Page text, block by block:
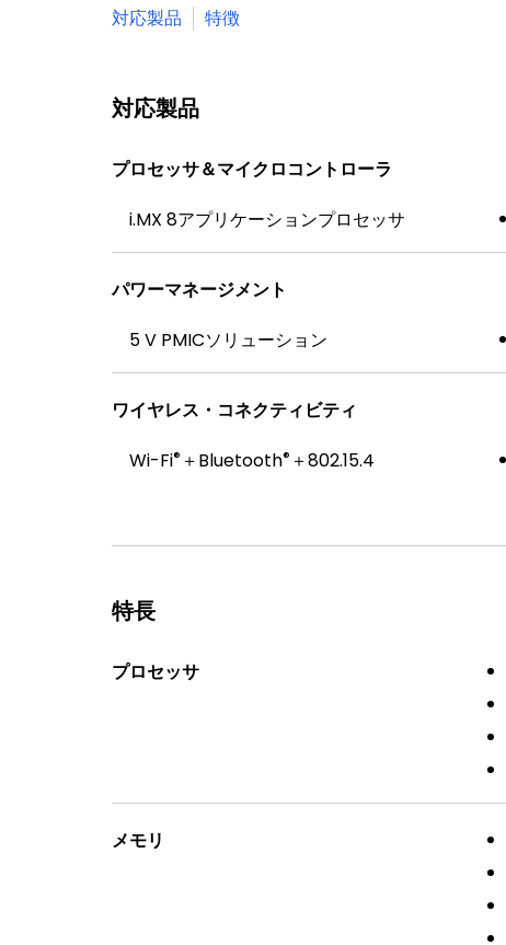
対応製品 特徴
対応製品
プロセッサ＆マイクロコントローラ
i.MX 8アプリケーションプロセッサ
パワーマネージメント
5 V PMICソリューション
ワイヤレス・コネクティビティ
Wi-Fi® ＋Bluetooth® ＋802.15.4
特長
プロセッサ
メモリ